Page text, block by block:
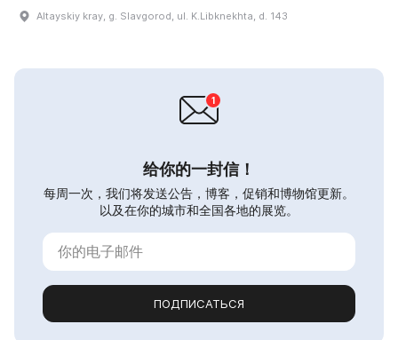
Altayskiy kray, g. Slavgorod, ul. K.Libknekhta, d. 143
给你的一封信！
每周一次，我们将发送公告，博客，促销和博物馆更新。
以及在你的城市和全国各地的展览。
ПОДПИСАТЬСЯ